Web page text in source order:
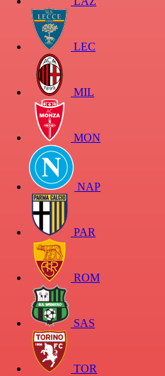
LEC
MIL
MON
NAP
PAR
ROM
SAS
TOR